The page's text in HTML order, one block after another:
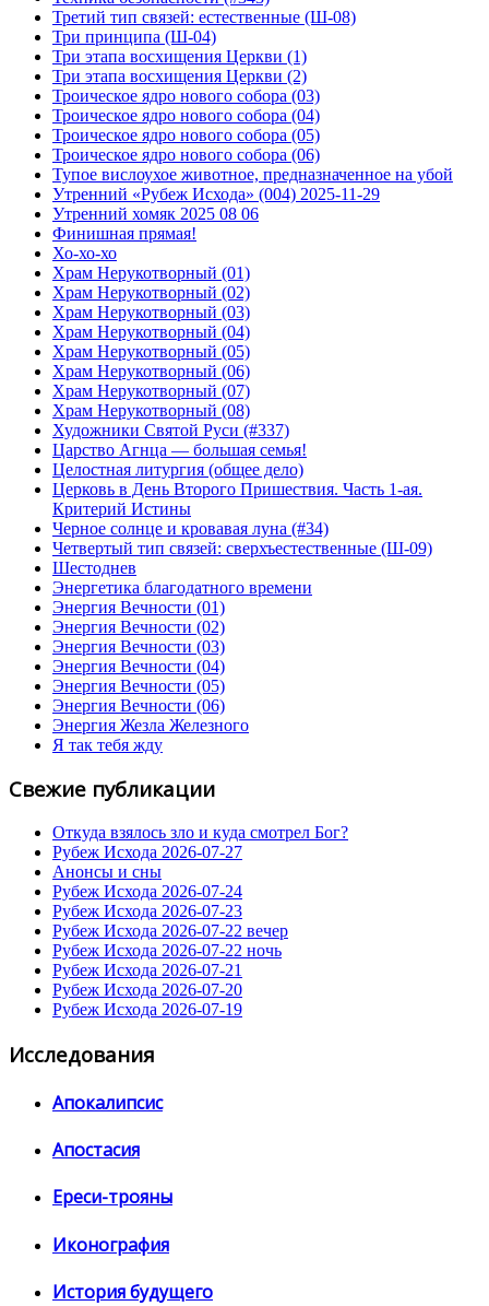
Третий тип связей: естественные (Ш-08)
Три принципа (Ш-04)
Три этапа восхищения Церкви (1)
Три этапа восхищения Церкви (2)
Троическое ядро нового собора (03)
Троическое ядро нового собора (04)
Троическое ядро нового собора (05)
Троическое ядро нового собора (06)
Тупое вислоухое животное, предназначенное на убой
Утренний «Рубеж Исхода» (004) 2025-11-29
Утренний хомяк 2025 08 06
Финишная прямая!
Хо-хо-хо
Храм Нерукотворный (01)
Храм Нерукотворный (02)
Храм Нерукотворный (03)
Храм Нерукотворный (04)
Храм Нерукотворный (05)
Храм Нерукотворный (06)
Храм Нерукотворный (07)
Храм Нерукотворный (08)
Художники Святой Руси (#337)
Царство Агнца — большая семья!
Целостная литургия (общее дело)
Церковь в День Второго Пришествия. Часть 1-ая.
Критерий Истины
Черное солнце и кровавая луна (#34)
Четвертый тип связей: сверхъестественные (Ш-09)
Шестоднев
Энергетика благодатного времени
Энергия Вечности (01)
Энергия Вечности (02)
Энергия Вечности (03)
Энергия Вечности (04)
Энергия Вечности (05)
Энергия Вечности (06)
Энергия Жезла Железного
Я так тебя жду
Свежие публикации
Откуда взялось зло и куда смотрел Бог?
Рубеж Исхода 2026-07-27
Анонсы и сны
Рубеж Исхода 2026-07-24
Рубеж Исхода 2026-07-23
Рубеж Исхода 2026-07-22 вечер
Рубеж Исхода 2026-07-22 ночь
Рубеж Исхода 2026-07-21
Рубеж Исхода 2026-07-20
Рубеж Исхода 2026-07-19
Исследования
Апокалипсис
Апостасия
Ереси-трояны
Иконография
История будущего